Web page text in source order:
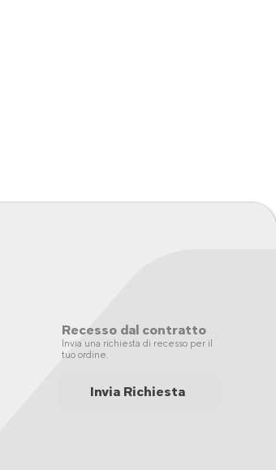
Recesso dal contratto
Invia una richiesta di recesso per il
tuo ordine.
Invia Richiesta